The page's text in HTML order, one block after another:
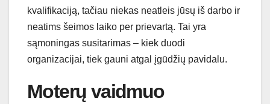
kvalifikaciją, tačiau niekas neatleis jūsų iš darbo ir
neatims šeimos laiko per prievartą. Tai yra
sąmoningas susitarimas – kiek duodi
organizacijai, tiek gauni atgal įgūdžių pavidalu.
Moterų vaidmuo